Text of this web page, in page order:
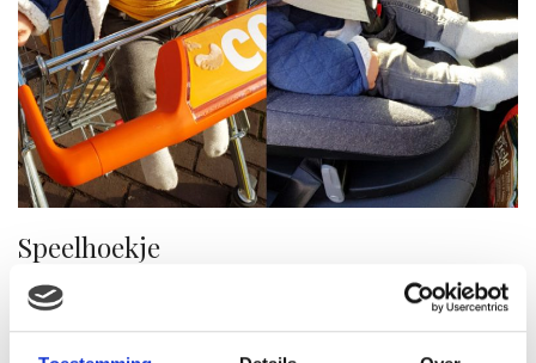
Speelhoekje
Weer lekker thuis gaat Javi meteen spelen in zijn
speelhoekje, die na zijn eerste verjaardag echt uitpuilt